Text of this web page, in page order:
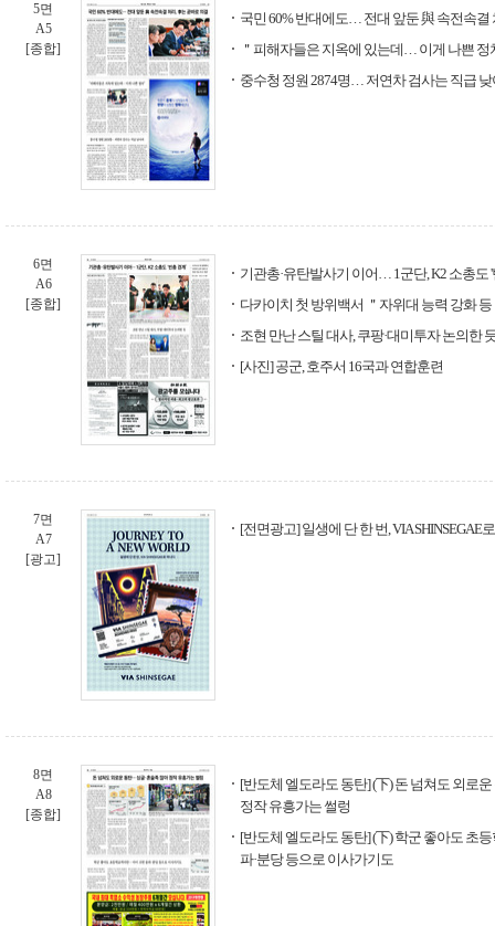
5면
A5
[종합]
국민 60% 반대에도… 전대 앞둔 與 속전속결
＂피해자들은 지옥에 있는데… 이게 나쁜 정
중수청 정원 2874명… 저연차 검사는 직급
6면
A6
[종합]
기관총·유탄발사기 이어… 1군단, K2 소총도 '
다카이치 첫 방위백서 ＂자위대 능력 강화
조현 만난 스틸 대사, 쿠팡·대미투자 논의한
[사진] 공군, 호주서 16국과 연합훈련
7면
A7
[광고]
[전면광고] 일생에 단 한 번, VIA SHINSEGAE
8면
A8
[종합]
[반도체 엘도라도 동탄] (下) 돈 넘쳐도 외로
정작 유흥가는 썰렁
[반도체 엘도라도 동탄] (下) 학군 좋아도 초
파·분당 등으로 이사가기도